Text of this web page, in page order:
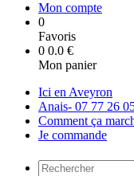
Mon compte
0
Favoris
0 0.0 €
Mon panier
Ici en Aveyron
Anais- 07 77 26
Comment ça
Je commande